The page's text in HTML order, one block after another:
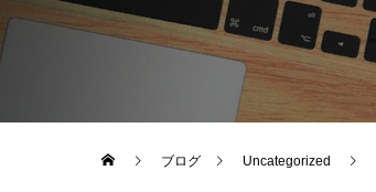
ブログ Uncategorized